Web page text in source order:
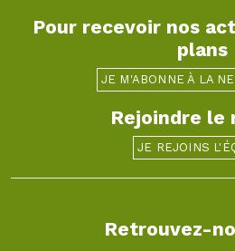
Pour recevoir nos
plans
JE M'ABONNE À LA
Rejoindre le
JE REJOINS
Retrouvez-